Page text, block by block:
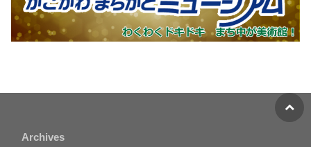
Archives